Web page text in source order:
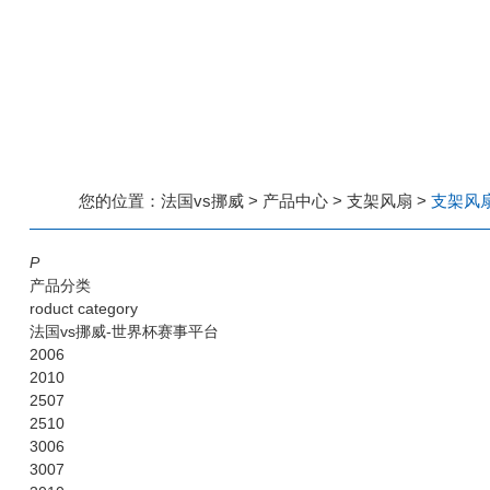
您的位置： 法国vs挪威> 产品中心> 支架风扇 > 支架风
P
产品分类
roduct category
法国vs挪威-世界杯赛事平台
2006
2010
2507
2510
3006
3007